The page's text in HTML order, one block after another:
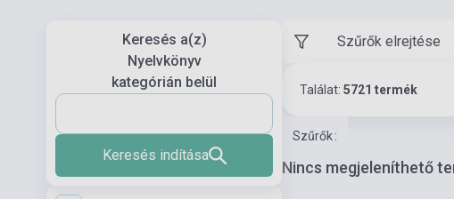
Keresés a(z)
Nyelvkönyv
kategórián belül
Keresés indítása
Szűrők elrejtése
Találat: 5721 termék
Szűrők:
Nincs megjeleníthető